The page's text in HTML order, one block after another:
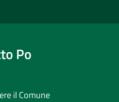
Po
il Comune